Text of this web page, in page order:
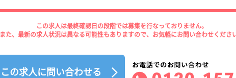
この求人は最終確認日の段階では募集を行なっておりません。
また、最新の求人状況は異なる可能性もありますので、お気軽にお問い合わせくださ
この求人に問い合わせる